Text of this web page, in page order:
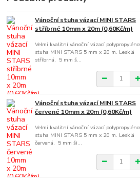
Vánoční stuha vázací MINI STARS
stříbrné 10mm x 20m (0,60Kč/m)
Velmi kvalitní vánoční vázací
stuha MINI STARS 5 mm x 20 m. Lesklá
stříbrná, 5 mm š...
Vánoční stuha vázací MINI STARS
červené 10mm x 20m (0,60Kč/m)
Velmi kvalitní vánoční vázací
stuha MINI STARS 5 mm x 20 m. Lesklá
červená, 5 mm ši...